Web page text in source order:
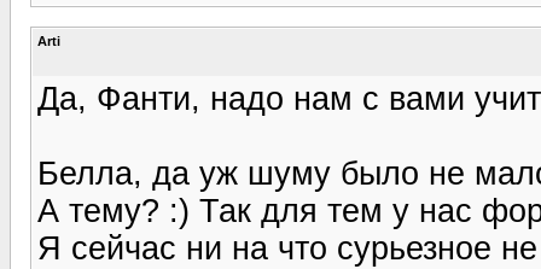
Arti
Да, Фанти, надо нам с вами
Белла, да уж шуму было не
А тему? :) Так для тем у нас
Я сейчас ни на что сурьезное